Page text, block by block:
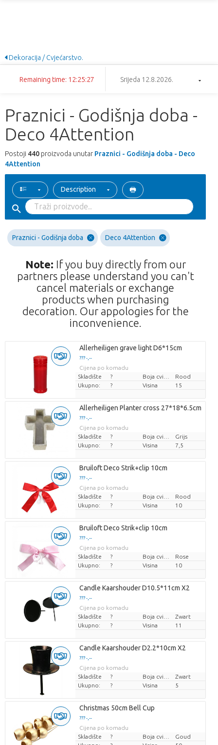
Dekoracija / Cvjećarstvo.
Remaining time: 12:25:27 Srijeda 12.8.2026.
Praznici - Godišnja doba -
Deco 4Attention
Postoji 440 proizvoda unutar Praznici - Godišnja doba - Deco
4Attention
Description
Praznici - Godišnja doba Deco 4Attention
Note: If you buy directly from our
partners please understand you can't
cancel materials or exchange
products when purchasing
decoration. Our appologies for the
inconvenience.
Allerheiligen grave light D6*15cm
??? -,--
Cijena po komadu
Skladište
?
Rood
Ukupno:
? Visina 15
Allerheiligen Planter cross 27*18*6.5cm
??? -,--
Cijena po komadu
Skladište
?
Grijs
Ukupno:
? Visina 7,5
Bruiloft Deco Strik+clip 10cm
??? -,--
Cijena po komadu
Skladište
?
Rood
Ukupno:
? Visina 10
Bruiloft Deco Strik+clip 10cm
??? -,--
Cijena po komadu
Skladište
?
Rose
Ukupno:
? Visina 10
Candle Kaarshouder D10.5*11cm X2
??? -,--
Cijena po komadu
Skladište
?
Zwart
Ukupno:
? Visina 11
Candle Kaarshouder D2.2*10cm X2
??? -,--
Cijena po komadu
Skladište
?
Zwart
Ukupno:
? Visina 5
Christmas 50cm Bell Cup
??? -,--
Cijena po komadu
Skladište
?
Goud